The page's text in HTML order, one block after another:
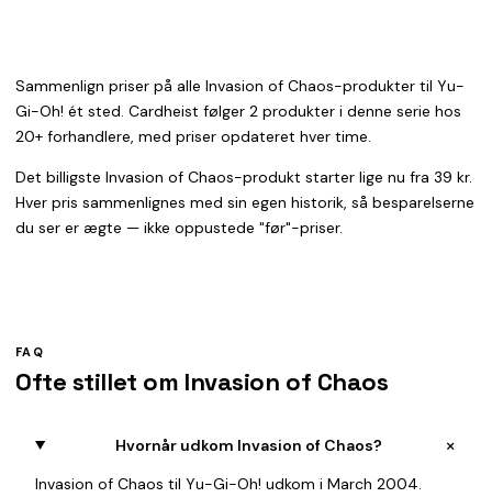
Sammenlign priser på alle Invasion of Chaos-produkter til Yu-
Gi-Oh! ét sted. Cardheist følger 2 produkter i denne serie hos
20+ forhandlere, med priser opdateret hver time.
Det billigste Invasion of Chaos-produkt starter lige nu fra 39 kr.
Hver pris sammenlignes med sin egen historik, så besparelserne
du ser er ægte — ikke oppustede "før"-priser.
FAQ
Ofte stillet om Invasion of Chaos
Hvornår udkom Invasion of Chaos? +
Invasion of Chaos til Yu-Gi-Oh! udkom i March 2004.